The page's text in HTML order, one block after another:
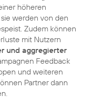
höheren
werden von den
Zudem können
mit Nutzern
und aggregierter
Feedback
und weiteren
Partner dann